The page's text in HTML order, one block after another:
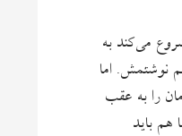
می‌کند به
نوشتمش. اما
را به عقب
هم باید